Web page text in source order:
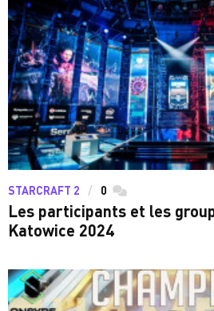
STARCRAFT 2 0 commentaires
Les participants et les
Katowice 2024